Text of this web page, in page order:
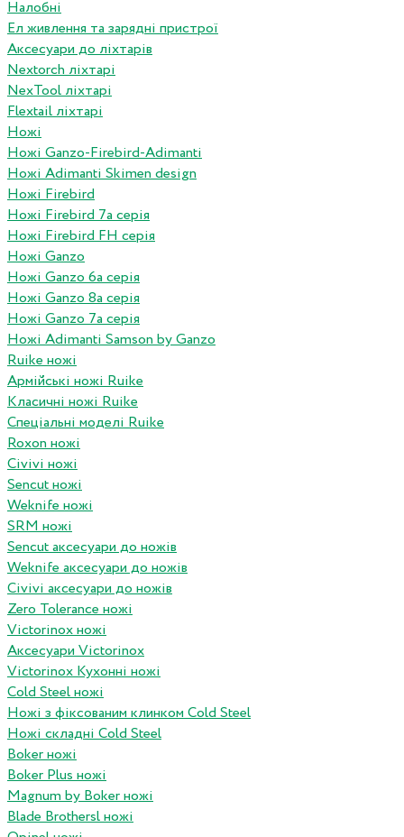
Налобні
Ел живлення та зарядні пристрої
Аксесуари до ліхтарів
Nextorch ліхтарі
NexTool ліхтарі
Flextail ліхтарі
Ножі
Ножі Ganzo-Firebird-Adimanti
Ножі Adimanti Skimen design
Ножі Firebird
Ножі Firebird 7а серія
Ножі Firebird FH серія
Ножі Ganzo
Ножі Ganzo 6а серія
Ножі Ganzo 8а серія
Ножі Ganzo 7а серія
Ножі Adimanti Samson by Ganzo
Ruike ножі
Армійські ножі Ruike
Класичні ножі Ruike
Спеціальні моделі Ruike
Roxon ножi
Civivi ножі
Sencut ножі
Weknife ножі
SRM ножі
Sencut аксесуари до ножів
Weknife аксесуари до ножів
Civivi аксесуари до ножів
Zero Tolerance ножі
Victorinox ножі
Аксесуари Victorinox
Victorinox Кухонні ножі
Cold Steel ножі
Ножі з фіксованим клинком Cold Steel
Ножі складні Cold Steel
Boker ножі
Boker Plus ножі
Magnum by Boker ножі
Blade Brothersl ножі